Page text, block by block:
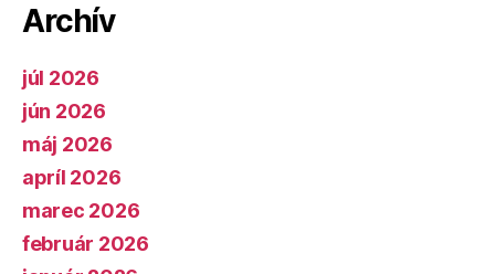
Archív
júl 2026
jún 2026
máj 2026
apríl 2026
marec 2026
február 2026